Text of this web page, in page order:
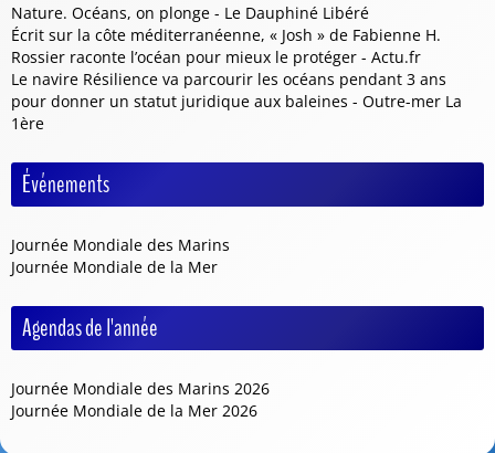
Nature. Océans, on plonge - Le Dauphiné Libéré
Écrit sur la côte méditerranéenne, « Josh » de Fabienne H.
Rossier raconte l’océan pour mieux le protéger - Actu.fr
Le navire Résilience va parcourir les océans pendant 3 ans
pour donner un statut juridique aux baleines - Outre-mer La
1ère
Événements
Journée Mondiale des Marins
Journée Mondiale de la Mer
Agendas de l'année
Journée Mondiale des Marins 2026
Journée Mondiale de la Mer 2026